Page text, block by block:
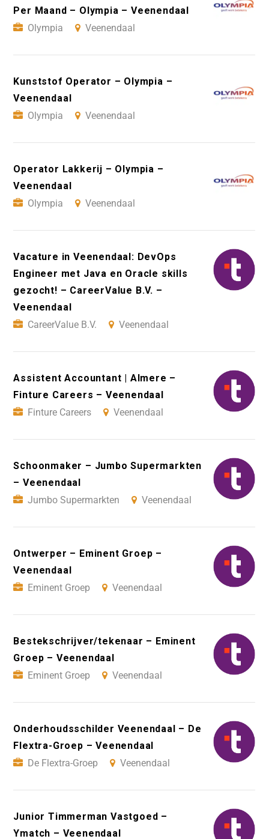
Per Maand – Olympia – Veenendaal
Olympia
Veenendaal
Kunststof Operator – Olympia –
Veenendaal
Olympia
Veenendaal
Operator Lakkerij – Olympia –
Veenendaal
Olympia
Veenendaal
Vacature in Veenendaal: DevOps
Engineer met Java en Oracle skills
gezocht! – CareerValue B.V. –
Veenendaal
CareerValue B.V.
Veenendaal
Assistent Accountant | Almere –
Finture Careers – Veenendaal
Finture Careers
Veenendaal
Schoonmaker – Jumbo Supermarkten
– Veenendaal
Jumbo Supermarkten
Veenendaal
Ontwerper – Eminent Groep –
Veenendaal
Eminent Groep
Veenendaal
Bestekschrijver/tekenaar – Eminent
Groep – Veenendaal
Eminent Groep
Veenendaal
Onderhoudsschilder Veenendaal – De
Flextra-Groep – Veenendaal
De Flextra-Groep
Veenendaal
Junior Timmerman Vastgoed –
Ymatch – Veenendaal